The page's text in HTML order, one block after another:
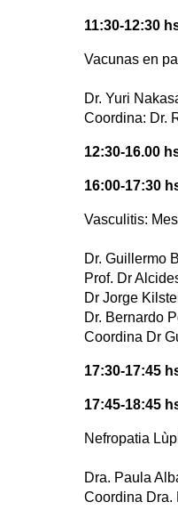
11:30-12:30
Vacunas en
Dr. Yuri
Coordina: Dr.
12:30-16.00
16:00-17:30
Vasculitis:
Dr. Guillermo
Prof. Dr
Dr Jorge
Dr. Bernardo
Coordina Dr
17:30-17:45
17:45-18:45
Nefropatia
Dra. Paula
Coordina Dra.